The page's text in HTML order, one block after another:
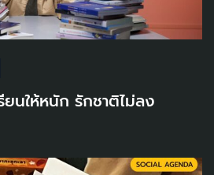
ยนให้หนัก รักชาติไม่ลง